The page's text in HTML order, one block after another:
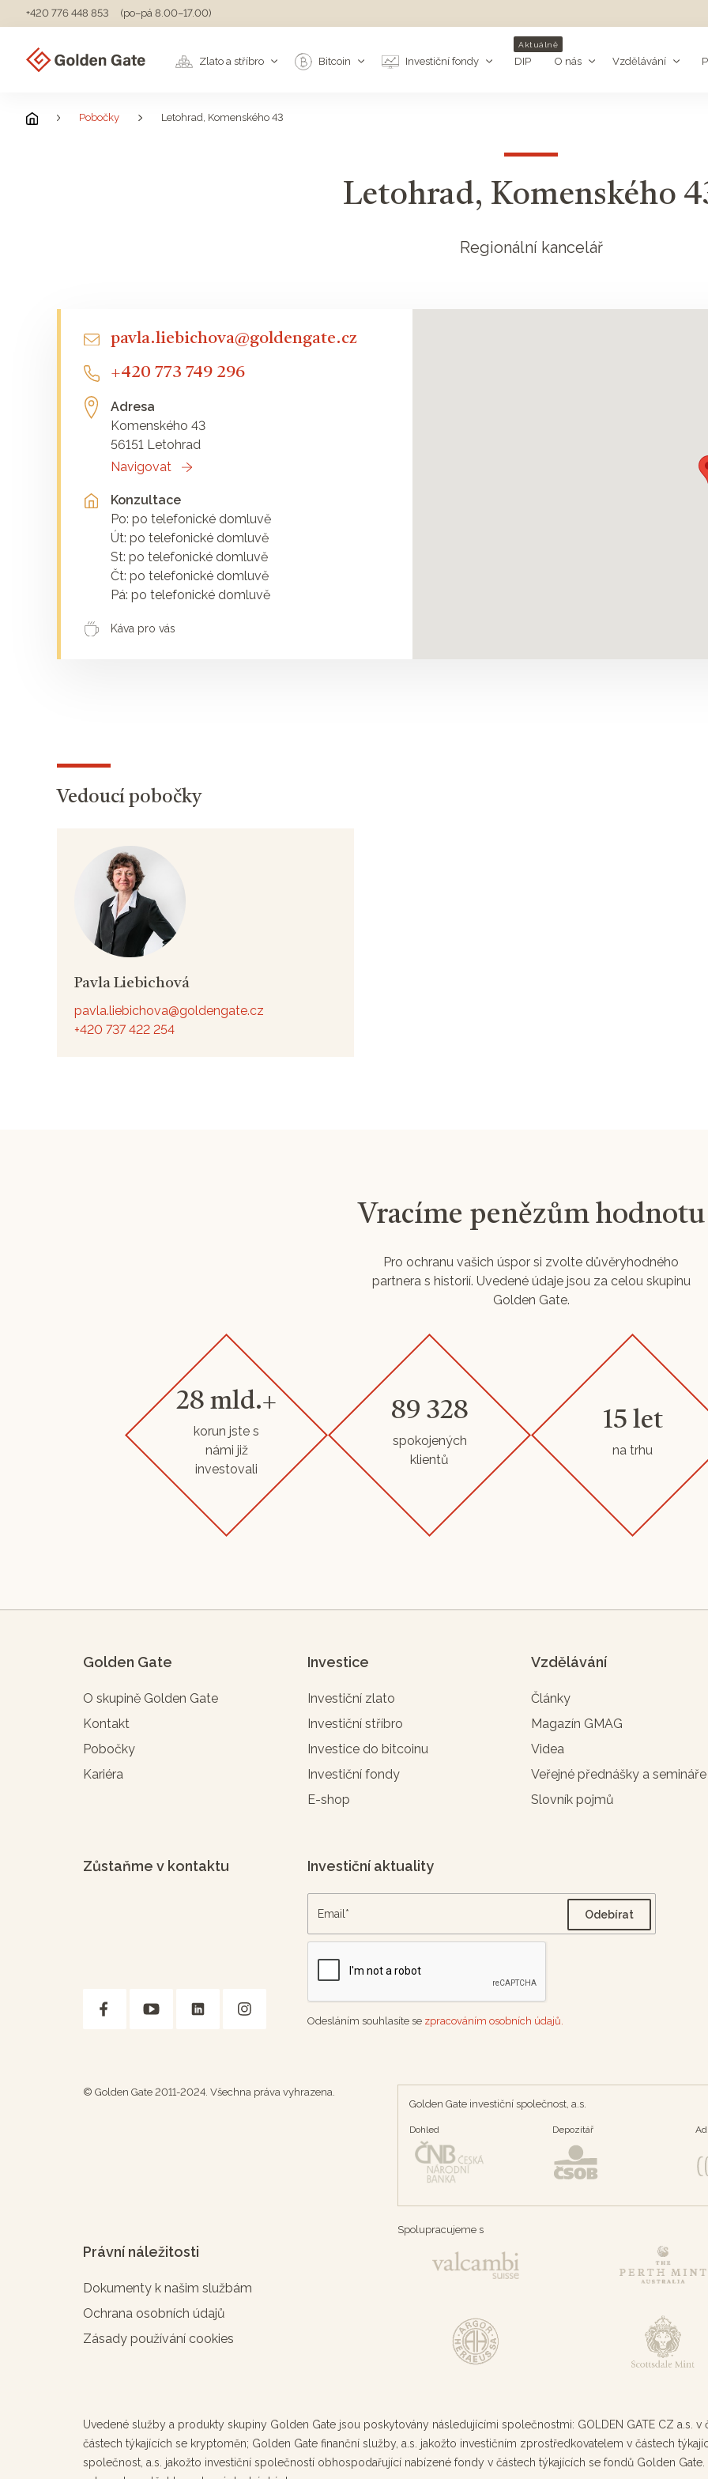
+420 776 448 853 (po–pá 8.00–17.00)
Zlato a stříbro Bitcoin Investiční fondy DIP
Aktuálně
O nás Vzdělávání
Pobočky Letohrad, Komenského 43
Letohrad, Komenského
Regionální kancelář
pavla.liebichova@goldengate.cz
+420 773 749 296
Adresa
Komenského 43
56151 Letohrad
Navigovat
Konzultace
Po: po telefonické domluvě
Út: po telefonické domluvě
St: po telefonické domluvě
Čt: po telefonické domluvě
Pá: po telefonické domluvě
Káva pro vás
Vedoucí pobočky
Pavla Liebichová
pavla.liebichova@goldengate.cz
+420 737 422 254
Vracíme penězům hodnotu
Pro ochranu vašich úspor si zvolte důvěryhodného
partnera s historií. Uvedené údaje jsou za celou skupinu
Golden Gate.
28 mld.+
korun jste s
námi již
investovali
89 328
spokojených
klientů
15 let
na trhu
Golden Gate
O skupině Golden Gate
Kontakt
Pobočky
Kariéra
Investice
Investiční zlato
Investiční stříbro
Investice do bitcoinu
Investiční fondy
E-shop
Vzdělávání
Články
Magazín GMAG
Videa
Veřejné přednášky a semináře
Slovník pojmů
Zůstaňme v kontaktu Investiční aktuality
Odesláním souhlasíte se zpracováním osobních údajů.
© Golden Gate 2011-2024. Všechna práva vyhrazena.
Právní náležitosti
Dokumenty k našim službám
Ochrana osobních údajů
Zásady používání cookies
Golden Gate investiční společnost, a.s.
Dohled Depozítář
Spolupracujeme s
Uvedené služby a produkty skupiny Golden Gate jsou poskytovány následujícími společnostmi: GOLDEN GATE CZ a.s. v
částech týkajících se kryptoměn; Golden Gate finanční služby, a.s. jakožto investičním zprostředkovatelem v částech
společnost, a.s. jakožto investiční společností obhospodařující nabízené fondy v částech týkajících se fondů Golden